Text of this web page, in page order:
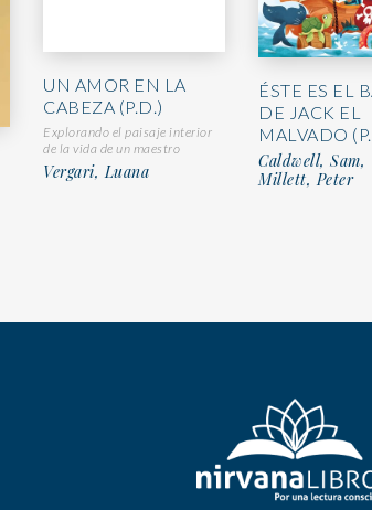
UN AMOR EN LA
CABEZA (P.D.)
Explorando el paisaje interior
de la vida de un maestro
Vergari, Luana
ÉSTE ES EL
DE JACK EL
MALVADO
Caldwell, Sam,
Millett, Peter